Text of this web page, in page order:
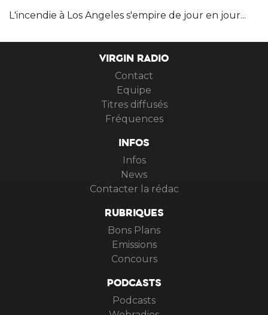
L'incendie à Los Angeles s'empire de jour en jour...
VIRGIN RADIO
Contact
Equipe
Titres diffusés
Fréquences
INFOS
Infos
News
Contacter la rédac
RUBRIQUES
Bons Plans
Emissions
Concours
PODCASTS
Podcasts